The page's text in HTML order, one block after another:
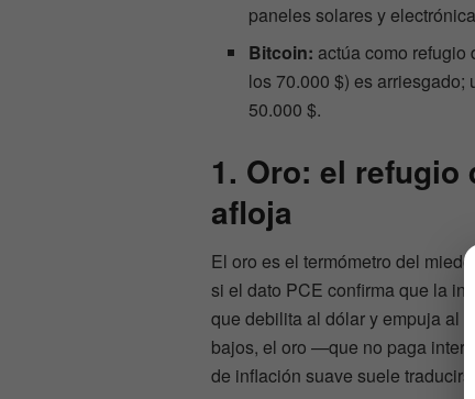
paneles solares y
Bitcoin: actúa como refugio
los 70.000 $) es
50.000 $.
1. Oro: el refugio
afloja
El oro es el termómetro del
si el dato PCE confirma que la
que debilita al dólar y empuja al
bajos, el oro —que no paga
de inflación suave suele